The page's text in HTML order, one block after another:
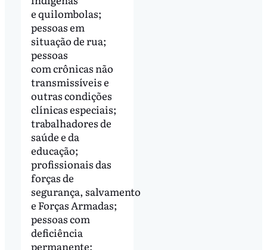
e quilombolas;
pessoas em
situação de rua;
pessoas
com crônicas não
transmissíveis e
outras condições
clínicas especiais;
trabalhadores de
saúde e da
educação;
profissionais das
forças de
segurança, salvamento
e Forças Armadas;
pessoas com
deficiência
permanente;